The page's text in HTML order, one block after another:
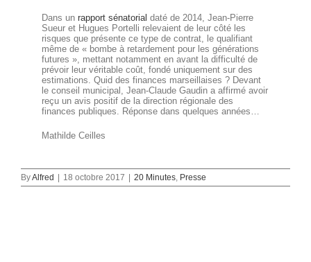
Dans un rapport sénatorial daté de 2014, Jean-Pierre
Sueur et Hugues Portelli relevaient de leur côté les
risques que présente ce type de contrat, le qualifiant
même de « bombe à retardement pour les générations
futures », mettant notamment en avant la difficulté de
prévoir leur véritable coût, fondé uniquement sur des
estimations. Quid des finances marseillaises ? Devant
le conseil municipal, Jean-Claude Gaudin a affirmé avoir
reçu un avis positif de la direction régionale des
finances publiques. Réponse dans quelques années…
Mathilde Ceilles
ByAlfred 18 octobre 2017 20 Minutes, Presse